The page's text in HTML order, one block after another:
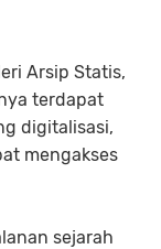
Arsip Statis,
terdapat
digitalisasi,
mengakses
sejarah